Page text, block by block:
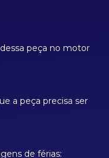
peça no motor
a peça precisa ser
de férias: